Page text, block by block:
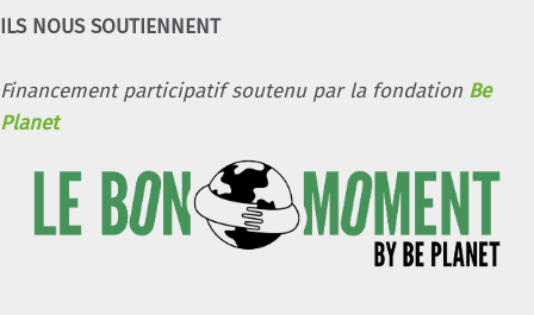
ILS NOUS SOUTIENNENT
Financement participatif soutenu par la fondation Be
Planet